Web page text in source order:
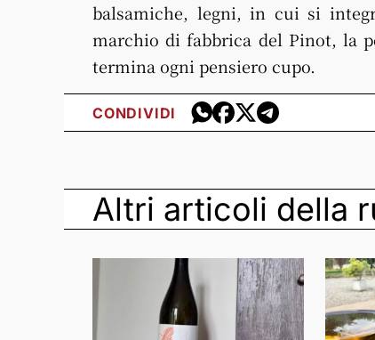
balsamiche, legni, in cui si
marchio di fabbrica del Pinot, la
termina ogni pensiero cupo.
CONDIVIDI
Altri articoli della